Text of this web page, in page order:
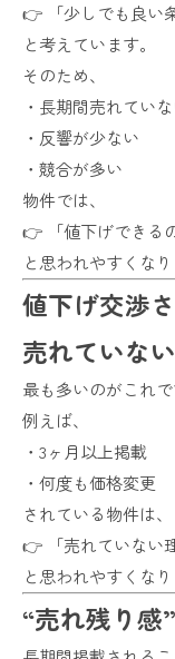
👉 「少しでも良い
と考えています。
そのため、
・長期間売れてい
・反響が少ない
・競合が多い
物件では、
👉 「値下げできる
と思われやすくなり
値下げ交渉
売れていない
最も多いのがこれで
例えば、
・3ヶ月以上掲載
・何度も価格変更
されている物件は、
👉 「売れていない
と思われやすくなり
“売れ残り感